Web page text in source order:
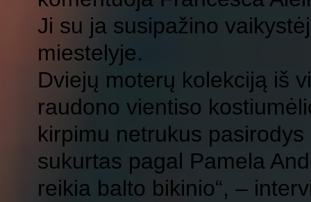
Ji su ja susipažino
miestelyje.
Dviejų moterų kolekciją iš
raudono vientiso
kirpimu netrukus
sukurtas pagal Pamela
reikia balto bikinio“, –